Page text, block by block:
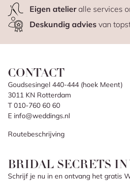
Eigen atelieralle services
Deskundig adviesvan
CONTACT
Goudsesingel 440-444 (hoek Meent)
3011 KN Rotterdam
T 010-760 60 60
E info@weddings.nl
Routebeschrijving
BRIDAL SECRETS IN
Schrijf je nu in en ontvang het gratis